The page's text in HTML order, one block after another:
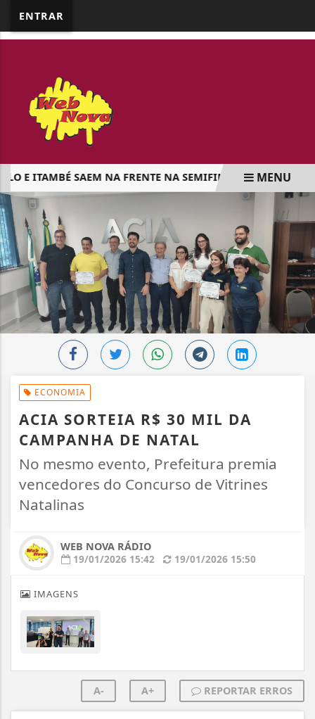
ENTRAR
ITAMBÉ SAEM NA FRENTE NA SEMIFINAL DA LIGA DE
MENU
ECONOMIA
ACIA SORTEIA R$ 30 MIL DA
CAMPANHA DE NATAL
No mesmo evento, Prefeitura premia
vencedores do Concurso de Vitrines
Natalinas
WEB NOVA RÁDIO
19/01/2026 15:42
19/01/2026 15:50
IMAGENS
A- A+ REPORTAR ERROS